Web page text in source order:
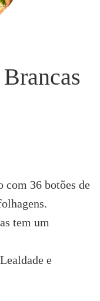
com 36 botões de
tem um
e